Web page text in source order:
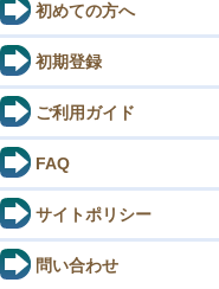
初めての方へ
初期登録
ご利用ガイド
FAQ
サイトポリシー
問い合わせ